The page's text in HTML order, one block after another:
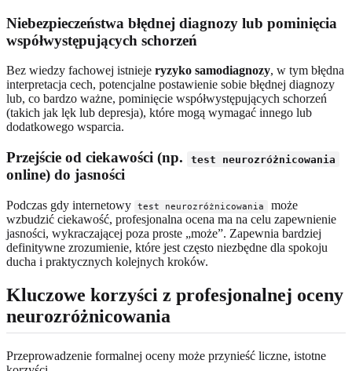
Niebezpieczeństwa błędnej diagnozy lub pominięcia
współwystępujących schorzeń
Bez wiedzy fachowej istnieje ryzyko samodiagnozy, w tym błędna
interpretacja cech, potencjalne postawienie sobie błędnej diagnozy
lub, co bardzo ważne, pominięcie współwystępujących schorzeń
(takich jak lęk lub depresja), które mogą wymagać innego lub
dodatkowego wsparcia.
Przejście od ciekawości (np. test neurozróżnicowania
online) do jasności
Podczas gdy internetowy test neurozróżnicowania
może
wzbudzić ciekawość, profesjonalna ocena ma na celu zapewnienie
jasności, wykraczającej poza proste „może”. Zapewnia bardziej
definitywne zrozumienie, które jest często niezbędne dla spokoju
ducha i praktycznych kolejnych kroków.
Kluczowe korzyści z profesjonalnej oceny
neurozróżnicowania
Przeprowadzenie formalnej oceny może przynieść liczne, istotne